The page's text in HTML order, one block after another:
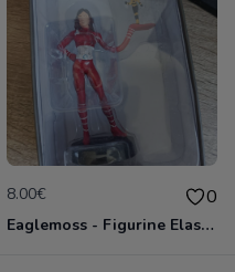
8.00€ 0
Eaglemoss - Figurine Elasti Girl - DC Comics - Plomb